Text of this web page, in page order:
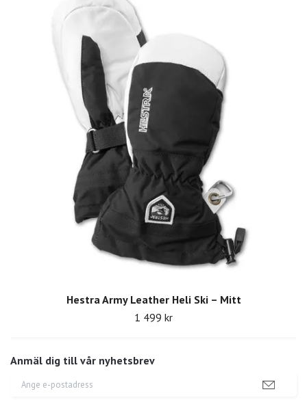
Anmäl dig till vår nyhetsbrev
Hestra Army Leather Heli Ski – Mitt
1 499 kr